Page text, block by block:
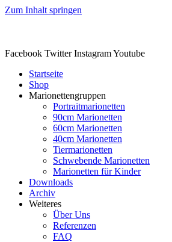
Zum Inhalt springen
Facebook Twitter InstagramYoutube
Startseite
Shop
Marionettengruppen
Portraitmarionetten
90cm Marionetten
60cm Marionetten
40cm Marionetten
Tiermarionetten
Schwebende Marionetten
Marionetten für Kinder
Downloads
Archiv
Weiteres
Über Uns
Referenzen
FAQ